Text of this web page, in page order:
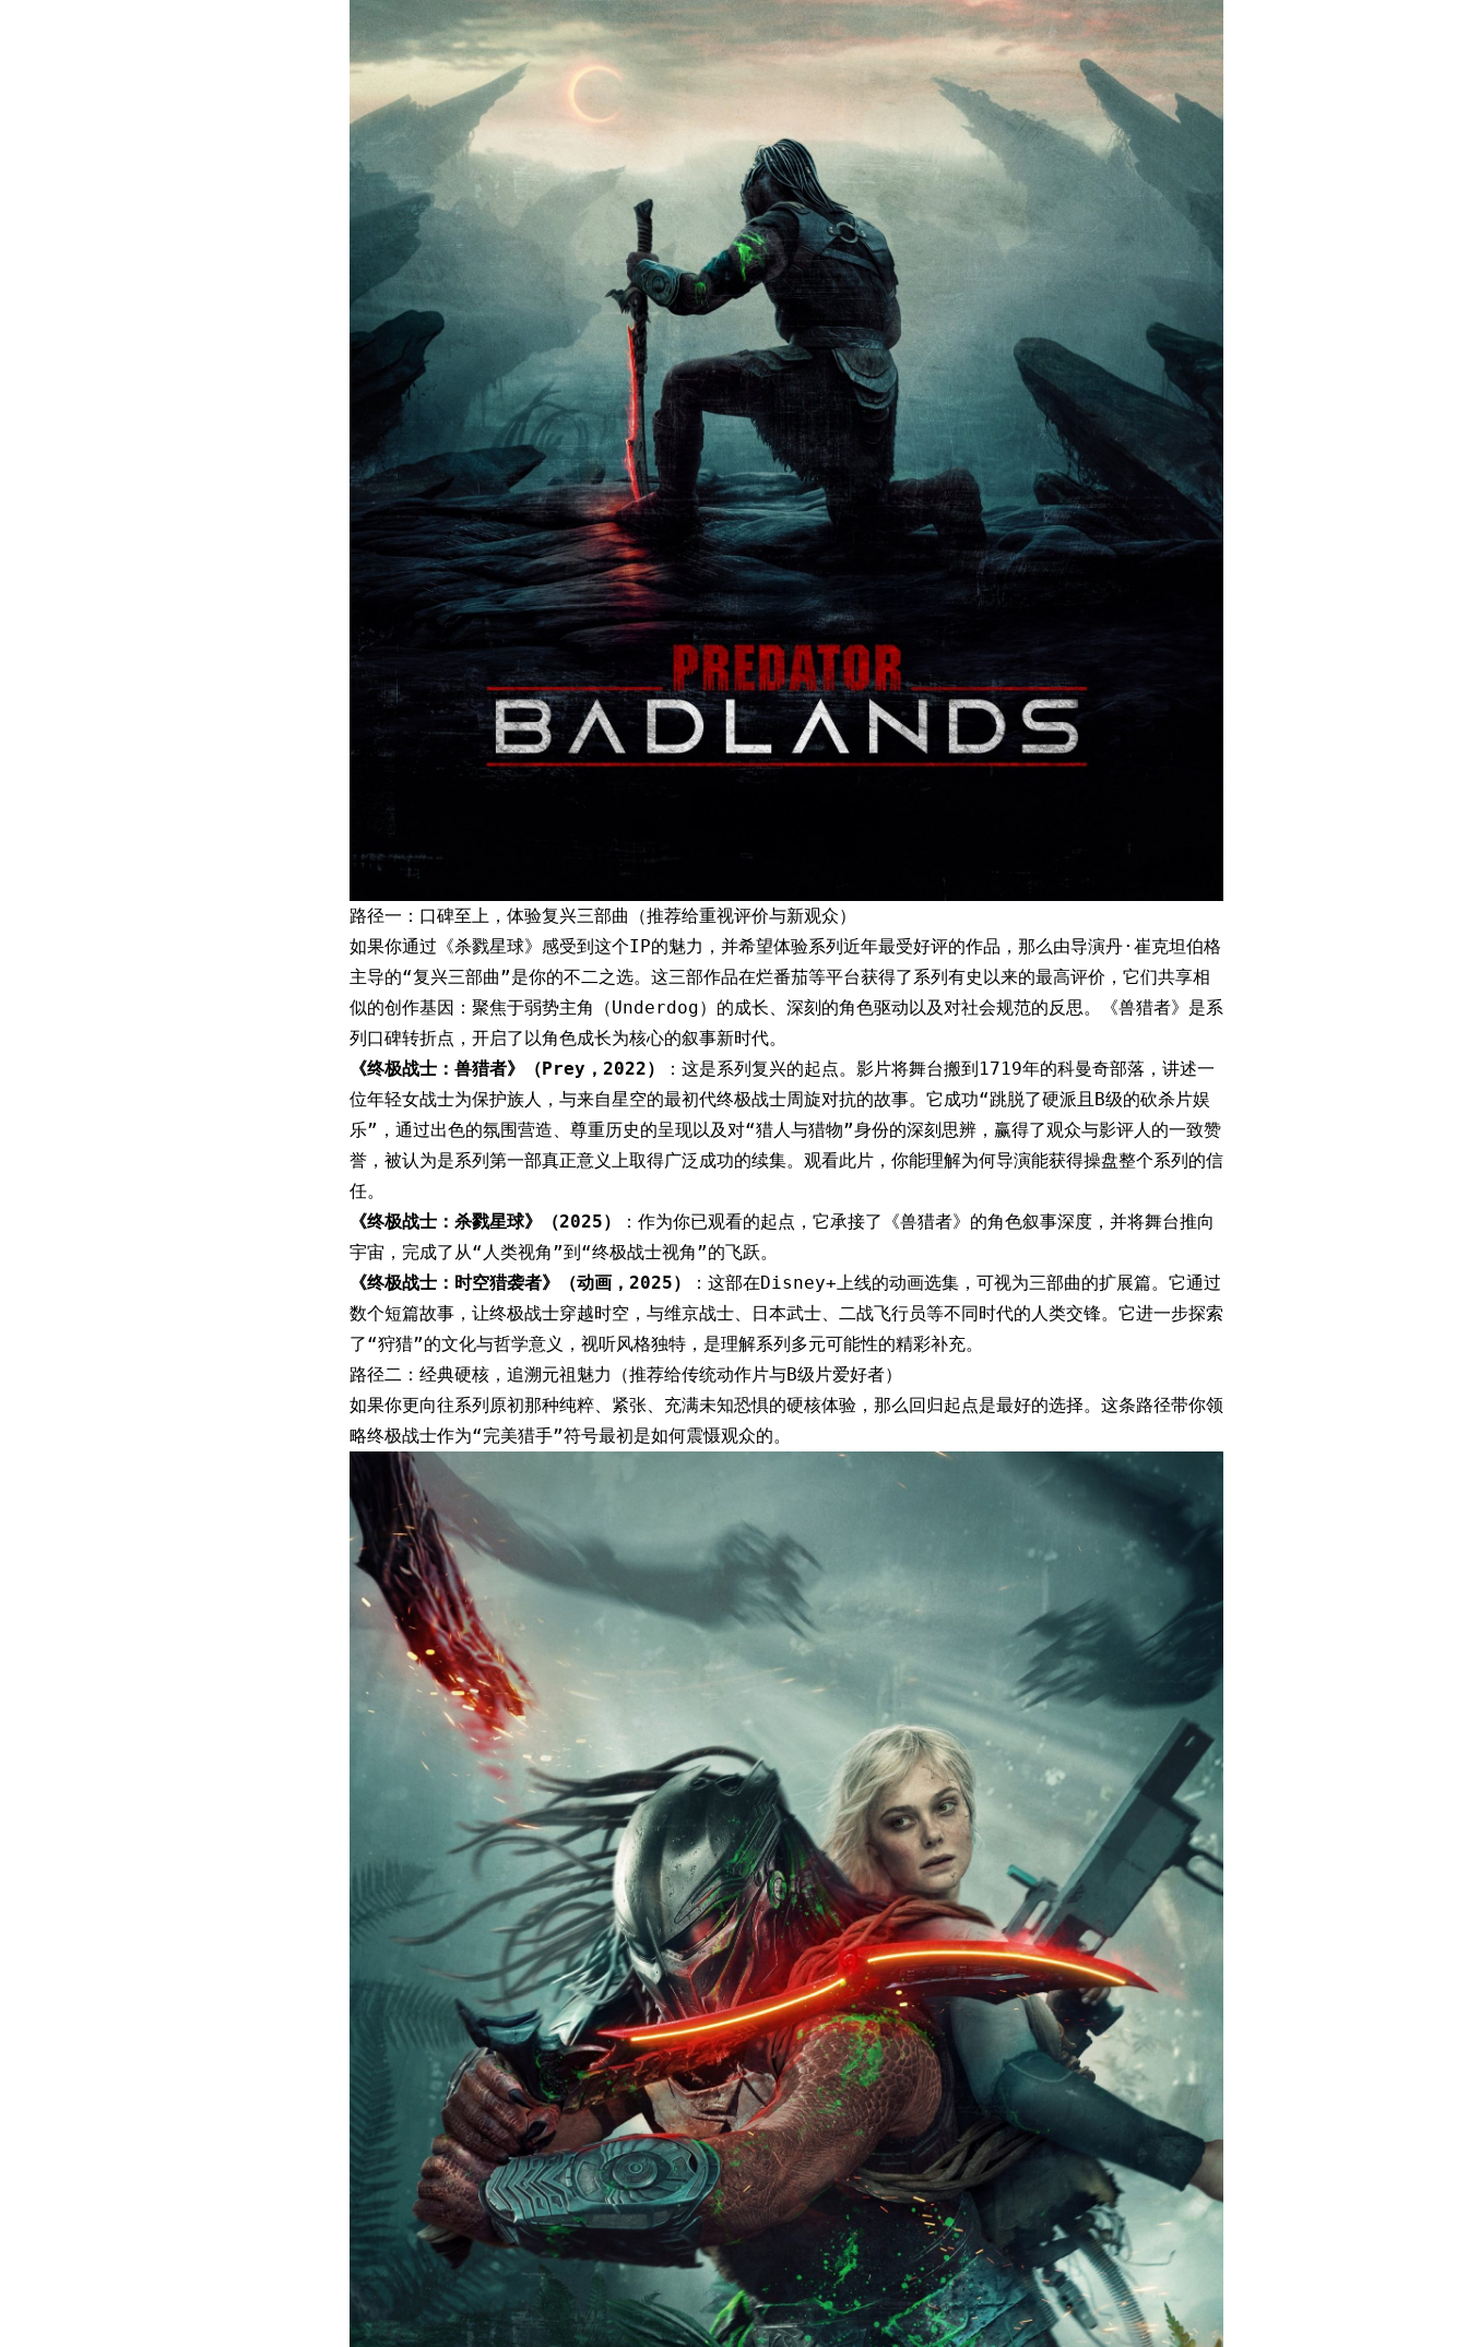
路径一：口碑至上，体验复兴三部曲（推荐给重视评价与新观众）
如果你通过《杀戮星球》感受到这个IP的魅力，并希望体验系列近年最受好评的作品，那么由导演丹·崔克坦伯格
主导的“复兴三部曲”是你的不二之选。这三部作品在烂番茄等平台获得了系列有史以来的最高评价，它们共享相
似的创作基因：聚焦于弱势主角（Underdog）的成长、深刻的角色驱动以及对社会规范的反思。《兽猎者》是系
列口碑转折点，开启了以角色成长为核心的叙事新时代。
《终极战士：兽猎者》（Prey，2022）
：这是系列复兴的起点。影片将舞台搬到1719年的科曼奇部落，讲述一
位年轻女战士为保护族人，与来自星空的最初代终极战士周旋对抗的故事。它成功“跳脱了硬派且B级的砍杀片娱
乐”，通过出色的氛围营造、尊重历史的呈现以及对“猎人与猎物”身份的深刻思辨，赢得了观众与影评人的一致赞
誉，被认为是系列第一部真正意义上取得广泛成功的续集。观看此片，你能理解为何导演能获得操盘整个系列的信
任。
《终极战士：杀戮星球》（2025）
：作为你已观看的起点，它承接了《兽猎者》的角色叙事深度，并将舞台推向
宇宙，完成了从“人类视角”到“终极战士视角”的飞跃。
《终极战士：时空猎袭者》（动画，2025）
：这部在Disney+上线的动画选集，可视为三部曲的扩展篇。它通过
数个短篇故事，让终极战士穿越时空，与维京战士、日本武士、二战飞行员等不同时代的人类交锋。它进一步探索
了“狩猎”的文化与哲学意义，视听风格独特，是理解系列多元可能性的精彩补充。
路径二：经典硬核，追溯元祖魅力（推荐给传统动作片与B级片爱好者）
如果你更向往系列原初那种纯粹、紧张、充满未知恐惧的硬核体验，那么回归起点是最好的选择。这条路径带你领
略终极战士作为“完美猎手”符号最初是如何震慑观众的。